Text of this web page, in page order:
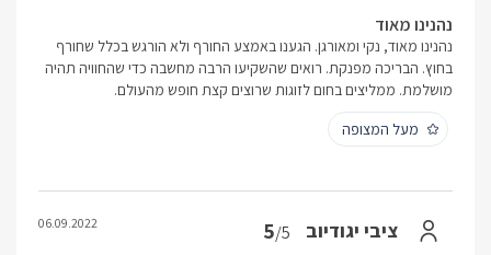
נהנינו מאוד
נהנינו מאוד, נקי ומאורגן. הגענו באמצע החורף ולא הורגש בכלל שחורף
בחוץ. הבריכה מפנקת. רואים שהשקיעו הרבה מחשבה כדי שהחוויה תהיה
מושלמת. ממליצים בחום לזוגות שרוצים קצת חופש מהעולם.
מעל המצופה
ציבי יגודיוב 5/5
06.09.2022